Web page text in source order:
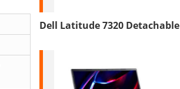
Dell Latitude 7320 Detachable